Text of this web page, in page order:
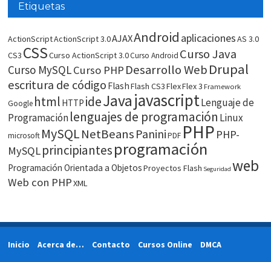
Etiquetas
ActionScriptActionScript 3.0AJAXAndroid aplicacionesAS 3.0
CS3 CSSCurso ActionScript 3.0Curso Android Curso Java
Curso MySQLCurso PHP Desarrollo WebDrupal
escritura de código FlashFlash CS3FlexFlex 3 Framework
Google html HTTP ideJavajavascriptLenguaje de
Programaciónlenguajes de programación Linux
microsoft MySQLNetBeans Panini PDF PHP PHP-
MySQLprincipiantesprogramación
Programación Orientada a ObjetosProyectos Flash Seguridad web
Web con PHPXML
Inicio Acerca de… Contacto Cursos Online
DMCA